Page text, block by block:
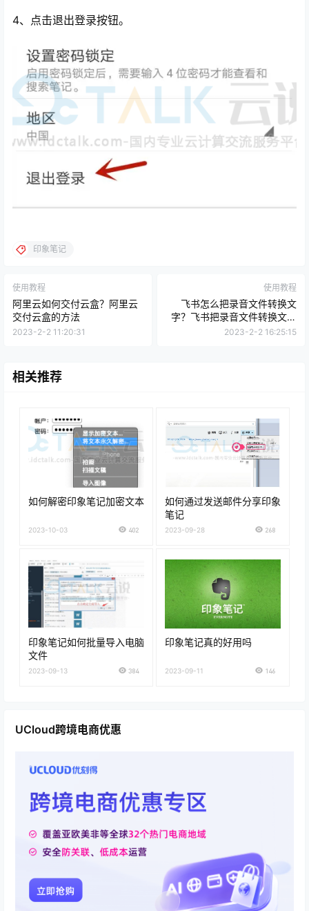
4、点击退出登录按钮。
印象笔记
使用教程
阿里云如何交付云盒？阿里云
交付云盒的方法
2023-2-2 11:20:31
使用教程
飞书怎么把录音文件转换文
字？飞书把录音文件转换文字
的方法
2023-2-2 16:25:15
相关推荐
如何解密印象笔记加密文本
2023-10-03 402
如何通过发送邮件分享印象
笔记
2023-09-28 268
印象笔记如何批量导入电脑
文件
2023-09-13 384
印象笔记真的好用吗
2023-09-11 146
UCloud跨境电商优惠